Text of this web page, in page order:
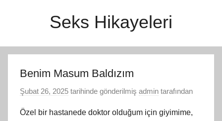
Seks Hikayeleri
Benim Masum Baldızım
Şubat 26, 2025 tarihinde gönderilmiş admin tarafından
Özel bir hastanede doktor olduğum için giyimime,